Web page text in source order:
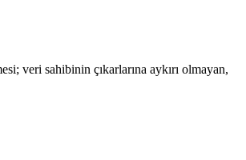
veri sahibinin çıkarlarına aykırı olmayan,